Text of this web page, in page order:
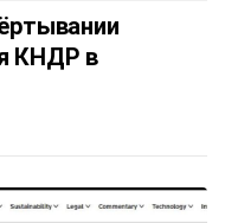
КНДР в